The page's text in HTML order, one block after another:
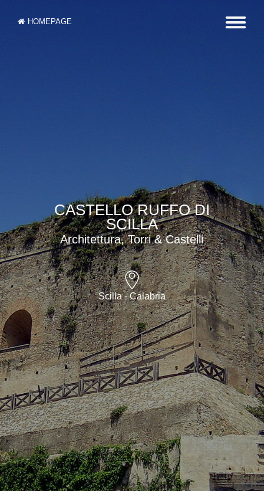
HOMEPAGE
CASTELLO RUFFO DI
SCILLA
Architettura, Torri & Castelli
Scilla - Calabria